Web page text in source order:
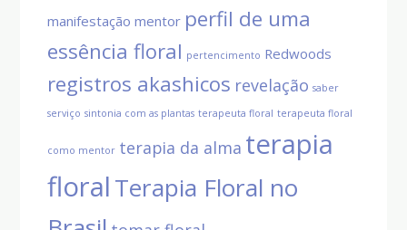
manifestação mentor perfil de uma
essência floral pertencimento Redwoods
registros akashicos revelação saber
serviço sintonia com as plantas terapeuta floral terapeuta floral
como mentor terapia da alma terapia
floralTerapia Floral no